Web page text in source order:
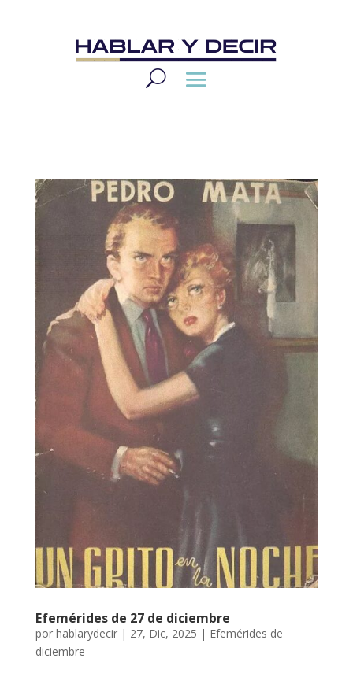
Efemérides de 27 de diciembre
por hablarydecir| 27, Dic, 2025 | Efemérides de
diciembre